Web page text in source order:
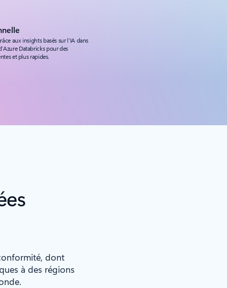
aux insights basés sur l’IA dans
Databricks pour des
et plus rapides.
dont
à des régions